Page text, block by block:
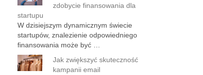
zdobycie finansowania dla
startupu
W dzisiejszym dynamicznym świecie
startupów, znalezienie odpowiedniego
finansowania może być …
Jak zwiększyć skuteczność
kampanii email